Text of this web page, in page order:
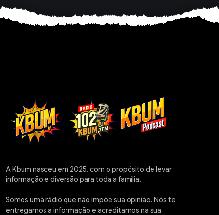
A Kbum nasceu em 2025, com o propósito de levar
informação e diversão para toda a família.
Somos uma rádio que não impõe sua opinião. Nós te
entregamos a informação e acreditamos na sua